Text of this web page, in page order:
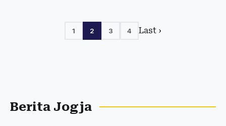
1 2 3 4 Last ›
Berita Jogja